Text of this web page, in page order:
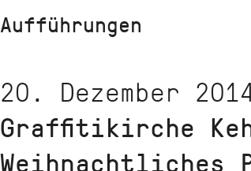
Aufführungen
20. Dezember
Graffitikirche
Weihnachtliches